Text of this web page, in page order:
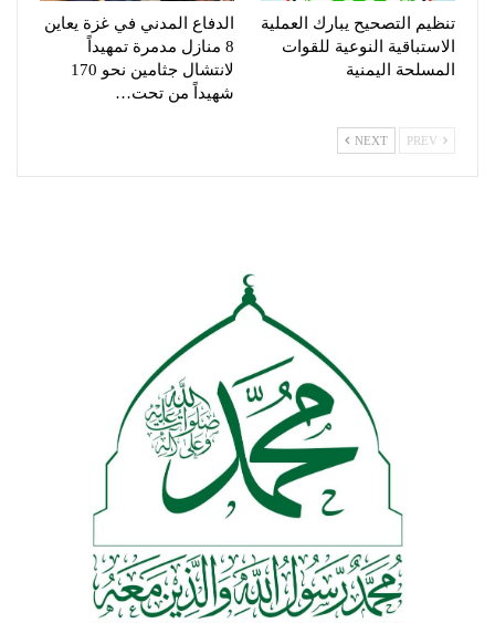
تنظيم التصحيح يبارك العملية
الاستباقية النوعية للقوات
المسلحة اليمنية
الدفاع المدني في غزة يعاين
8 منازل مدمرة تمهيداً
لانتشال جثامين نحو 170
شهيداً من تحت…
NEXT